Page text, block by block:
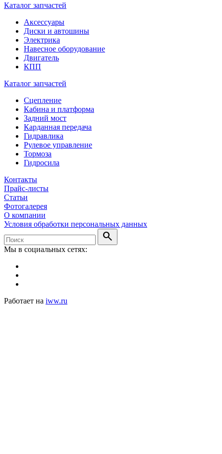
Каталог запчастей
Аксессуары
Диски и автошины
Электрика
Навесное оборудование
Двигатель
КПП
Каталог запчастей
Сцепление
Кабина и платформа
Задний мост
Карданная передача
Гидравлика
Рулевое управление
Тормоза
Гидросила
Контакты
Прайс-листы
Статьи
Фотогалерея
О компании
Условия обработки персональных данных
search
Мы в социальных сетях:
Работает на iww.ru